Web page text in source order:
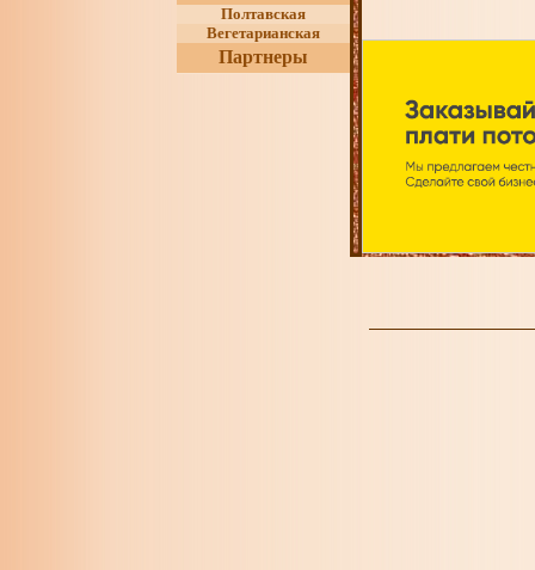
Полтавская
Вегетарианская
Партнеры